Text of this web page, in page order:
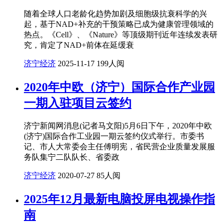
随着全球人口老龄化趋势加剧及细胞级抗衰科学的兴
起，基于NAD+补充的干预策略已成为健康管理领域的
热点。《Cell》、《Nature》等顶级期刊近年连续发表研
究，肯定了NAD+前体在延缓衰
济宁经济 2025-11-17 199人阅
2020年中欧（济宁）国际合作产业园
一期入驻项目云签约
济宁新闻网消息(记者马文阳)5月6日下午，2020年中欧
(济宁)国际合作工业园一期云签约仪式举行。市委书
记、市人大常委会主任傅明宪，省民营企业质量发展服
务队集宁二队队长、省委政
济宁经济 2020-07-27 85人阅
2025年12月最新电脑投屏电视操作指
南